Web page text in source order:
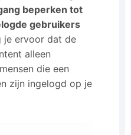
beperken tot
gebruikers
je ervoor dat de
alleen
die een
zijn ingelogd op je